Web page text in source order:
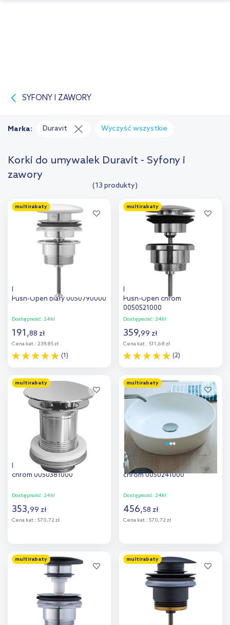
SYFONY I ZAWORY
Korki do umywalek Duravit - Syfony i
zawory
(13 produkty)
Marka: Duravit Wyczyść wszystkie
multirabaty
Duravit korek do umywalki
Push-Open biały 0050790000
Dostępność: 24h!
191,88 zł
Cena kat.: 239,85 zł
(1)
Dodaj do
porównania
multirabaty
Duravit korek do umywalki
Push-Open chrom
0050521000
Dostępność: 24h!
359,99 zł
Cena kat.: 511,68 zł
(2)
Dodaj do
porównania
multirabaty
Duravit korek do umywalki
chrom 0050381000
Dostępność: 24h!
353,99 zł
Cena kat.: 570,72 zł
Dodaj do
porównania
multirabaty
Duravit korek do umywalki
chrom 0050241000
Dostępność: 24h!
456,58 zł
Cena kat.: 570,72 zł
Dodaj do
porównania
multirabaty multirabaty